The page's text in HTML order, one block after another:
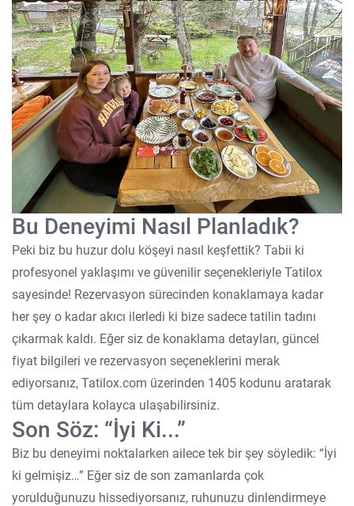
Bu Deneyimi Nasıl Planladık?
Peki biz bu huzur dolu köşeyi nasıl keşfettik? Tabii ki
profesyonel yaklaşımı ve güvenilir seçenekleriyle Tatilox
sayesinde! Rezervasyon sürecinden konaklamaya kadar
her şey o kadar akıcı ilerledi ki bize sadece tatilin tadını
çıkarmak kaldı. Eğer siz de konaklama detayları, güncel
fiyat bilgileri ve rezervasyon seçeneklerini merak
ediyorsanız, Tatilox.com üzerinden 1405 kodunu aratarak
tüm detaylara kolayca ulaşabilirsiniz.
Son Söz: “İyi Ki...”
Biz bu deneyimi noktalarken ailece tek bir şey söyledik: “İyi
ki gelmişiz…” Eğer siz de son zamanlarda çok
yorulduğunuzu hissediyorsanız, ruhunuzu dinlendirmeye